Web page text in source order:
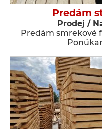
Predám
Prodej /
Predám smrekové